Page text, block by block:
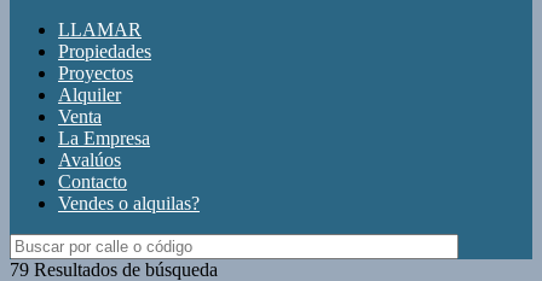
LLAMAR
Propiedades
Proyectos
Alquiler
Venta
La Empresa
Avalúos
Contacto
Vendes o alquilas?
79 Resultados de búsqueda